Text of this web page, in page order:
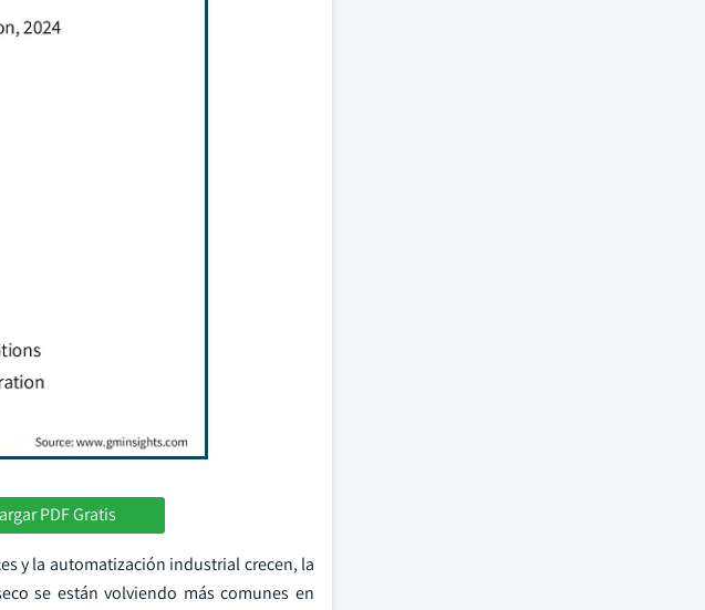
PDF Gratis
y la automatización industrial crecen, la
se están volviendo más comunes en